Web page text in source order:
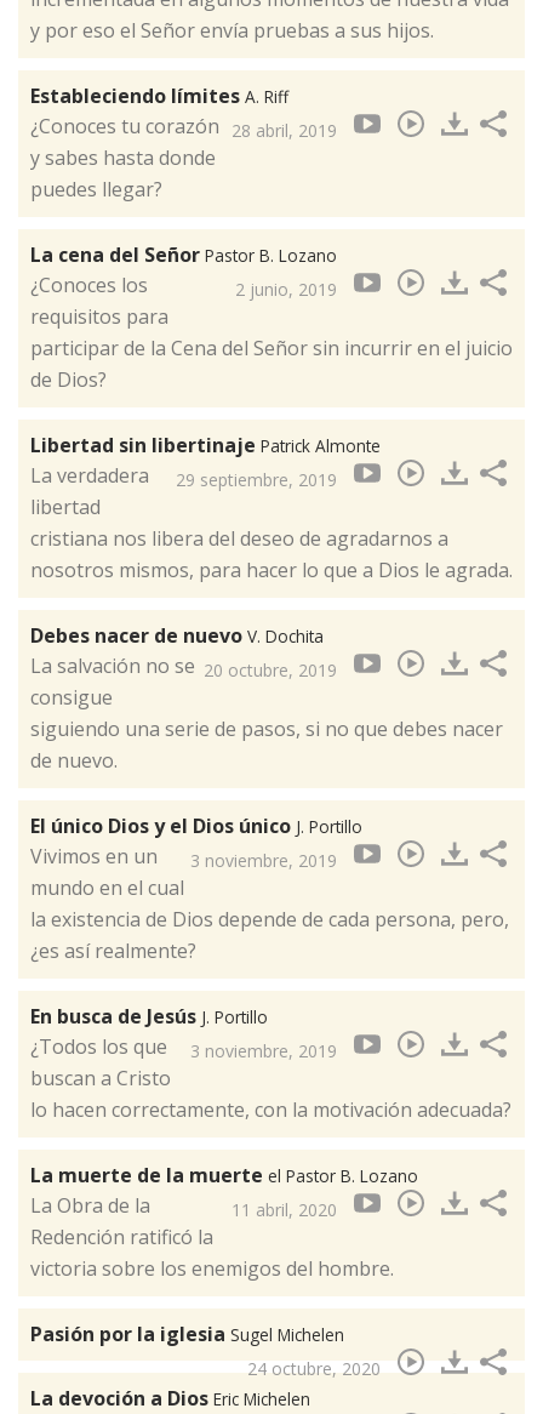
y por eso el Señor envía pruebas a sus hijos.
Estableciendo límites A. Riff
28 abril, 2019
¿Conoces tu corazón
y sabes hasta donde
puedes llegar?
La cena del Señor Pastor B. Lozano
2 junio, 2019
¿Conoces los
requisitos para
participar de la Cena del Señor sin incurrir en el juicio
de Dios?
Libertad sin libertinaje Patrick Almonte
29 septiembre, 2019
La verdadera
libertad
cristiana nos libera del deseo de agradarnos a
nosotros mismos, para hacer lo que a Dios le agrada.
Debes nacer de nuevo V. Dochita
20 octubre, 2019
La salvación no se
consigue
siguiendo una serie de pasos, si no que debes nacer
de nuevo.
El único Dios y el Dios único J. Portillo
3 noviembre, 2019
Vivimos en un
mundo en el cual
la existencia de Dios depende de cada persona, pero,
¿es así realmente?
En busca de Jesús J. Portillo
3 noviembre, 2019
¿Todos los que
buscan a Cristo
lo hacen correctamente, con la motivación adecuada?
La muerte de la muerte el Pastor B. Lozano
11 abril, 2020
La Obra de la
Redención ratificó la
victoria sobre los enemigos del hombre.
Pasión por la iglesia Sugel Michelen
24 octubre, 2020
La devoción a Dios Eric Michelen